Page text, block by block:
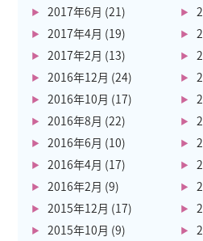
2017年6月 (21)
2017年4月 (19)
2017年2月 (13)
2016年12月 (24)
2016年10月 (17)
2016年8月 (22)
2016年6月 (10)
2016年4月 (17)
2016年2月 (9)
2015年12月 (17)
2015年10月 (9)